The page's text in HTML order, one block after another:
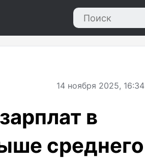
14 ноября 2025, 16:34
в
среднего